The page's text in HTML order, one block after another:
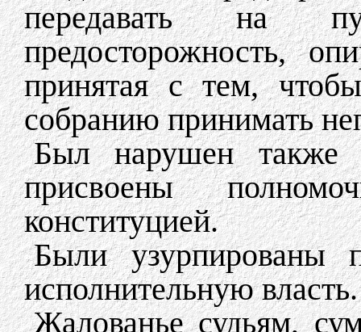
передавать на
предосторожность,
принятая с тем,
собранию принимать
Был нарушен также
присвоены
конституцией.
Были узурпированы
исполнительную власть.
Жалованье судьям,